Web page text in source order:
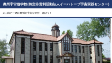
奥州宇宙遊学館(特定非営利活動法人イーハトーブ宇宙実践センター)
又三郎と一緒に奥州の宇宙を学び、遊ぼう！